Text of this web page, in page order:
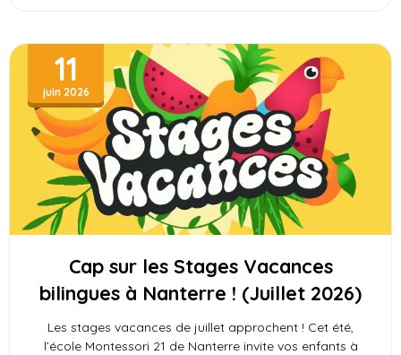
Cap sur les Stages Vacances
bilingues à Nanterre ! (Juillet 2026)
11
juin 2026
Les stages vacances de juillet approchent ! Cet été,
l’école Montessori 21 de Nanterre invite vos enfants à